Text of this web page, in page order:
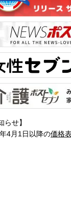
らせ】
4月1日以降の価格